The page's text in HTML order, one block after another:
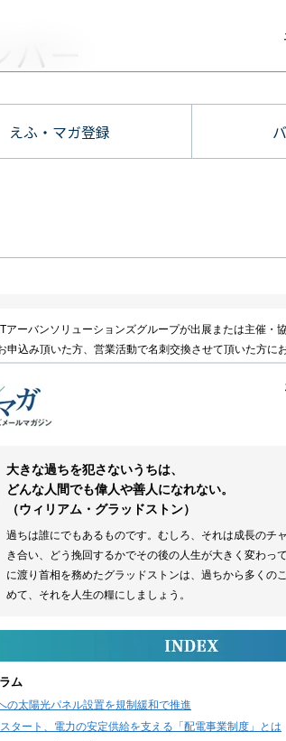
ー
えふ・マガ登録
アーバンソリューションズグループが出展または主催・
申込み頂いた方、営業活動で名刺交換させて頂いた方に
大きな過ちを犯さないうちは、
どんな人間でも偉人や善人になれない。
（ウィリアム・グラッドストン）
過ちは誰にでもあるものです。むしろ、それは成長のチ
き合い、どう挽回するかでその後の人生が大きく変わっ
に渡り首相を務めたグラッドストンは、過ちから多くの
めて、それを人生の糧にしましょう。
ム
の太陽光パネル設置を規制緩和で推進
タート、電力の安定供給を支える「配電事業制度」とは